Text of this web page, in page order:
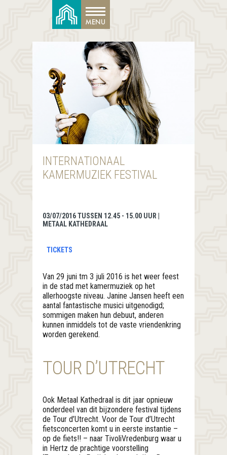
INTERNATIONAAL
KAMERMUZIEK FESTIVAL
03/07/2016 TUSSEN 12.45 - 15.00 UUR |
METAAL KATHEDRAAL
TICKETS
Van 29 juni tm 3 juli 2016 is het weer feest
in de stad met kamermuziek op het
allerhoogste niveau. Janine Jansen heeft een
aantal fantastische musici uitgenodigd;
sommigen maken hun debuut, anderen
kunnen inmiddels tot de vaste vriendenkring
worden gerekend.
TOUR D’UTRECHT
Ook Metaal Kathedraal is dit jaar opnieuw
onderdeel van dit bijzondere festival tijdens
de Tour d’Utrecht. Voor de Tour d’Utrecht
fietsconcerten komt u in eerste instantie –
op de fiets!! – naar TivoliVredenburg waar u
in Hertz de prachtige voorstelling